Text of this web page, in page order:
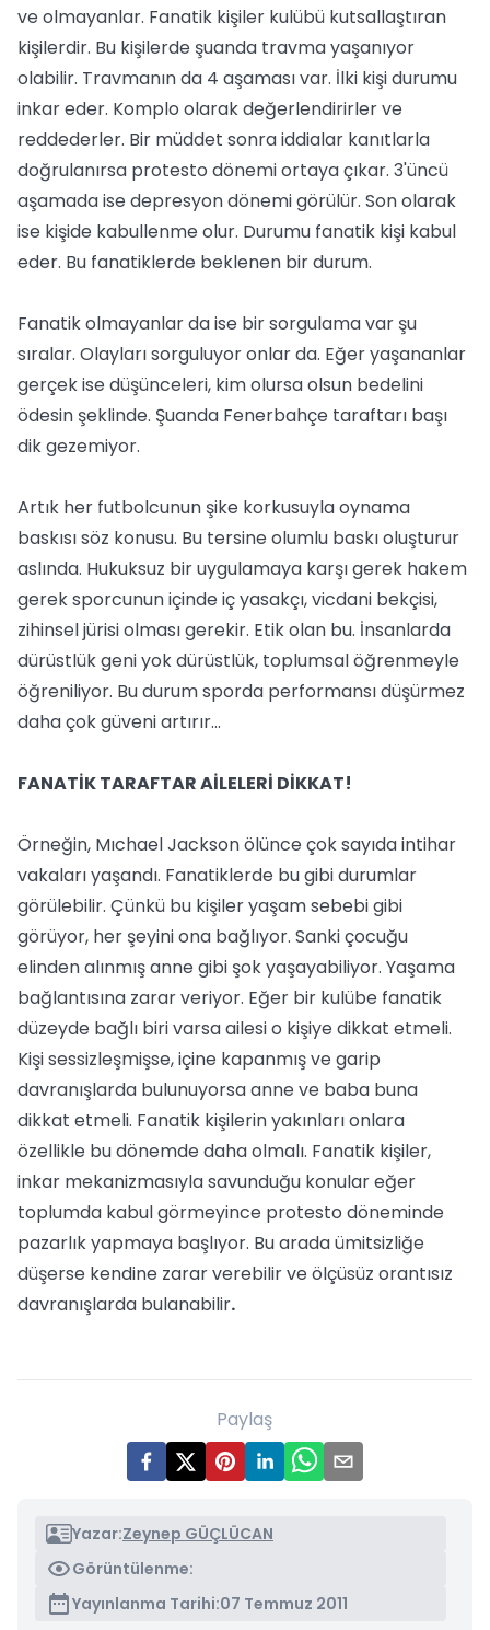
ve olmayanlar. Fanatik kişiler kulübü kutsallaştıran
kişilerdir. Bu kişilerde şuanda travma yaşanıyor
olabilir. Travmanın da 4 aşaması var. İlki kişi durumu
inkar eder. Komplo olarak değerlendirirler ve
reddederler. Bir müddet sonra iddialar kanıtlarla
doğrulanırsa protesto dönemi ortaya çıkar. 3'üncü
aşamada ise depresyon dönemi görülür. Son olarak
ise kişide kabullenme olur. Durumu fanatik kişi kabul
eder. Bu fanatiklerde beklenen bir durum.
Fanatik olmayanlar da ise bir sorgulama var şu
sıralar. Olayları sorguluyor onlar da. Eğer yaşananlar
gerçek ise düşünceleri, kim olursa olsun bedelini
ödesin şeklinde. Şuanda Fenerbahçe taraftarı başı
dik gezemiyor.
Artık her futbolcunun şike korkusuyla oynama
baskısı söz konusu. Bu tersine olumlu baskı oluşturur
aslında. Hukuksuz bir uygulamaya karşı gerek hakem
gerek sporcunun içinde iç yasakçı, vicdani bekçisi,
zihinsel jürisi olması gerekir. Etik olan bu. İnsanlarda
dürüstlük geni yok dürüstlük, toplumsal öğrenmeyle
öğreniliyor. Bu durum sporda performansı düşürmez
daha çok güveni artırır…
FANATİK TARAFTAR AİLELERİ DİKKAT!
Örneğin, Mıchael Jackson ölünce çok sayıda intihar
vakaları yaşandı. Fanatiklerde bu gibi durumlar
görülebilir. Çünkü bu kişiler yaşam sebebi gibi
görüyor, her şeyini ona bağlıyor. Sanki çocuğu
elinden alınmış anne gibi şok yaşayabiliyor. Yaşama
bağlantısına zarar veriyor. Eğer bir kulübe fanatik
düzeyde bağlı biri varsa ailesi o kişiye dikkat etmeli.
Kişi sessizleşmişse, içine kapanmış ve garip
davranışlarda bulunuyorsa anne ve baba buna
dikkat etmeli. Fanatik kişilerin yakınları onlara
özellikle bu dönemde daha olmalı. Fanatik kişiler,
inkar mekanizmasıyla savunduğu konular eğer
toplumda kabul görmeyince protesto döneminde
pazarlık yapmaya başlıyor. Bu arada ümitsizliğe
düşerse kendine zarar verebilir ve ölçüsüz orantısız
davranışlarda bulanabilir.
Paylaş
Yazar:Zeynep GÜÇLÜCAN
Görüntülenme:
Yayınlanma Tarihi:07 Temmuz 2011